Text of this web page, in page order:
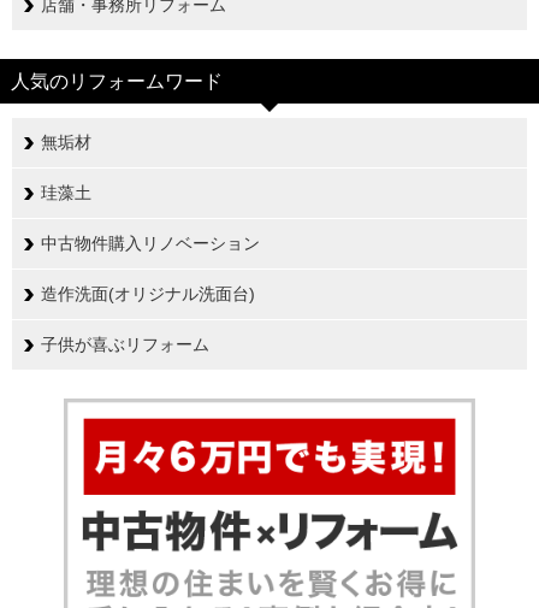
店舗・事務所リフォーム
人気のリフォームワード
無垢材
珪藻土
中古物件購入リノベーション
造作洗面(オリジナル洗面台)
子供が喜ぶリフォーム